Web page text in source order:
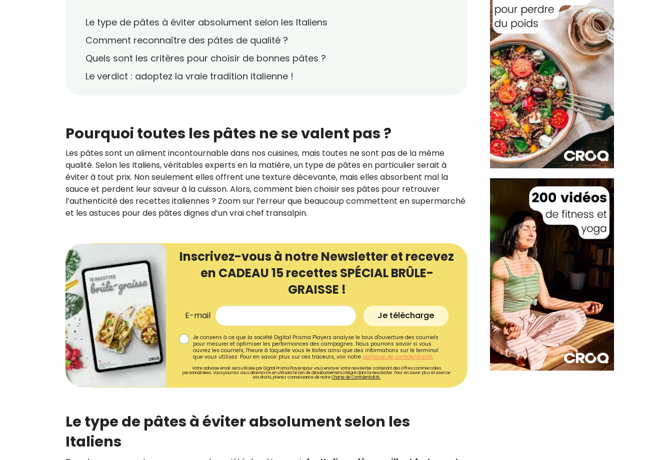
Le type de pâtes à éviter absolument selon les Italiens
Comment reconnaître des pâtes de qualité ?
Quels sont les critères pour choisir de bonnes pâtes ?
Le verdict : adoptez la vraie tradition italienne !
Pourquoi toutes les pâtes ne se valent pas ?
Les pâtes sont un aliment incontournable dans nos cuisines, mais toutes ne sont pas de la même
qualité. Selon les Italiens, véritables experts en la matière, un type de pâtes en particulier serait à
éviter à tout prix. Non seulement elles offrent une texture décevante, mais elles absorbent mal la
sauce et perdent leur saveur à la cuisson. Alors, comment bien choisir ses pâtes pour retrouver
l’authenticité des recettes italiennes ? Zoom sur l’erreur que beaucoup commettent en supermarché
et les astuces pour des pâtes dignes d’un vrai chef transalpin.
Inscrivez-vous à notre Newsletter et recevez
en CADEAU 15 recettes SPÉCIAL BRÛLE-
GRAISSE !
E-mail Je télécharge
Je consens à ce que la société Digital Prisma Players analyse le taux d'ouverture des courriels
pour mesurer et optimiser les performances des campagnes. Nous pourrons savoir si vous
ouvrez les courriels, l'heure à laquelle vous le faites ainsi que des informations sur le terminal
que vous utilisez. Pour en savoir plus sur ces traceurs, voir notre politique de confidentialité.
Votre adresse email sera utilisée par Digital Prisma Playerspour vous envoyer votre newsletter contenant des offres commerciales
personnalisées. Vous pourrez vous désinscrire en utilisant le lien de désabonnement intégré dans la newsletter. Pour en savoir plus et exercer
vos droits, prenez connaissance de notreCharte de Confidentialité.
Le type de pâtes à éviter absolument selon les
Italiens
recettes inédites de CROQ
Ainsi que la newsletter promotionnelle de